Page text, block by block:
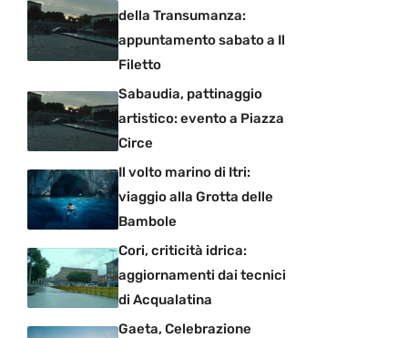
della Transumanza:
appuntamento sabato a Il
Filetto
Sabaudia, pattinaggio
artistico: evento a Piazza
Circe
Il volto marino di Itri:
viaggio alla Grotta delle
Bambole
Cori, criticità idrica:
aggiornamenti dai tecnici
di Acqualatina
Gaeta, Celebrazione